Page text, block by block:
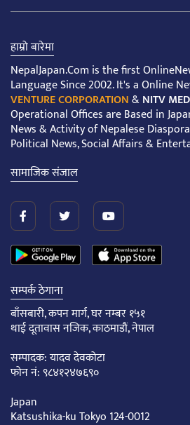
हाम्रो बारेमा
NepalJapan.Com is the first
Language Since 2002. It's a Online
VENTURE CORPORATION&NITV
Operational Offices are Based in
News & Activity of Nepalese
Political News, Social Affairs &
सामाजिक संजाल
सम्पर्क ठेगाना
बाँसबारी, कपन मार्ग, घर नम्बर १५१
थाई दूतावास नजिक, काठमाडौं, नेपाल
सम्पादक: यादव देवकोटा
फोन नं: ९८४१२४७६९०
Japan
Katsushika-ku Tokyo 124-0012